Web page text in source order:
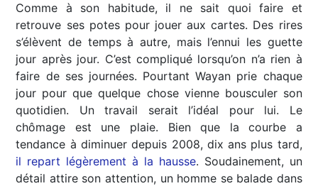
Comme à son habitude, il ne sait quoi faire et
retrouve ses potes pour jouer aux cartes. Des rires
s’élèvent de temps à autre, mais l’ennui les guette
jour après jour. C’est compliqué lorsqu’on n’a rien à
faire de ses journées. Pourtant Wayan prie chaque
jour pour que quelque chose vienne bousculer son
quotidien. Un travail serait l’idéal pour lui. Le
chômage est une plaie. Bien que la courbe a
tendance à diminuer depuis 2008, dix ans plus tard,
il repart légèrement à la hausse. Soudainement, un
détail attire son attention, un homme se balade dans